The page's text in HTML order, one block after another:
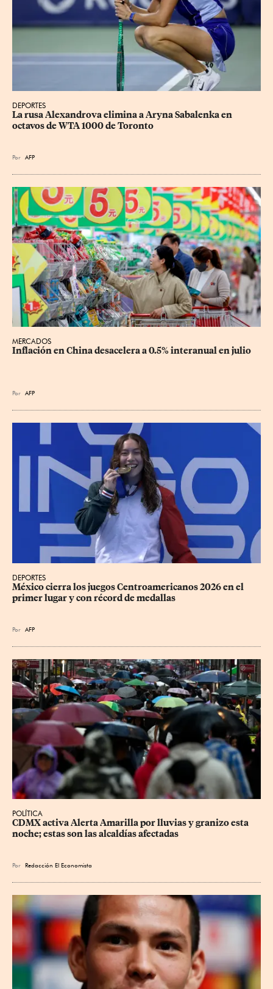
DEPORTES
La rusa Alexandrova elimina a Aryna Sabalenka en
octavos de WTA 1000 de Toronto
Por AFP
MERCADOS
Inflación en China desacelera a 0.5% interanual en julio
Por AFP
DEPORTES
México cierra los juegos Centroamericanos 2026 en el
primer lugar y con récord de medallas
Por AFP
POLÍTICA
CDMX activa Alerta Amarilla por lluvias y granizo esta
noche; estas son las alcaldías afectadas
Por Redacción El Economista